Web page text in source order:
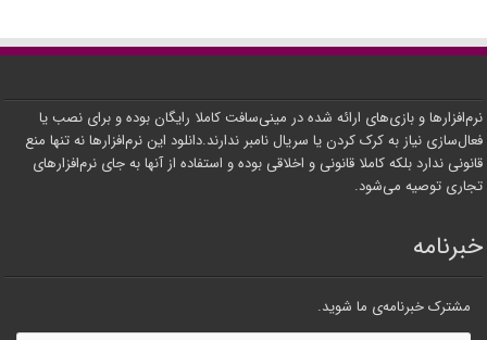
نرم‌افزارها و بازی‌های ارائه شده در مینی‌سافت کاملا رایگان بوده و برای نصب یا
فعال‌سازی نیاز به کرک کردن یا سریال نامبر ندارند.دانلود این نرم‌افزارها نه تنها منع
قانونی ندارد بلکه کاملا قانونی و اخلاقی بوده و استفاده از آنها به جای نرم‌افزارهای
تجاری توصیه می‌شود.
خبرنامه
مشترک خبرنامه‌ی ما شوید.